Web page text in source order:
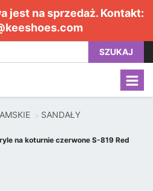
jest na sprzedaż. Kontakt:
SZUKAJ
SANDAŁY
na koturnie czerwone S-819 Red